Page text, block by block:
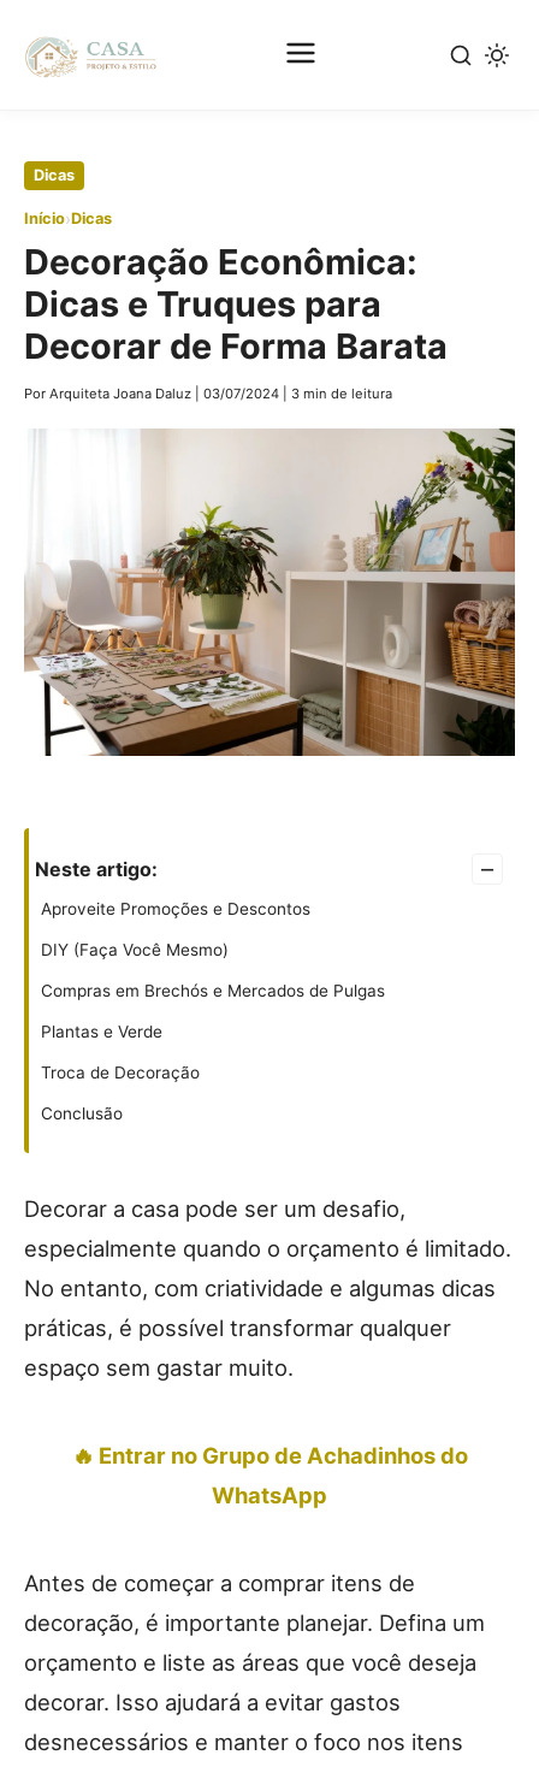
Pular
conteúdo
principal
Dicas
Início›Dicas
Decoração Econômica:
Dicas e Truques para
Decorar de Forma Barata
Por Arquiteta Joana Daluz 03/07/2024 3 min de leitura
Neste artigo: –
Aproveite Promoções e Descontos
DIY (Faça Você Mesmo)
Compras em Brechós e Mercados de Pulgas
Plantas e Verde
Troca de Decoração
Conclusão
Decorar a casa pode ser um desafio,
especialmente quando o orçamento é limitado.
No entanto, com criatividade e algumas dicas
práticas, é possível transformar qualquer
espaço sem gastar muito.
🔥 Entrar no Grupo de Achadinhos do
WhatsApp
Antes de começar a comprar itens de
decoração, é importante planejar. Defina um
orçamento e liste as áreas que você deseja
decorar. Isso ajudará a evitar gastos
desnecessários e manter o foco nos itens